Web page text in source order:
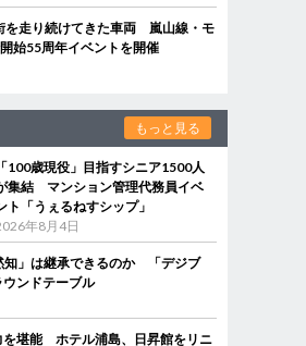
を走り続けてきた車両 嵐山線・モ
始55周年イベントを開催
もっと見る
「100歳現役」目指すシニア1500人
集結 マンション管理代務員イベ
ト「うぇるねすシップ」
年8月4日
知」は継承できるのか 「デジブ
ンドテーブル
を堪能 ホテル浦島、日昇館をリニ